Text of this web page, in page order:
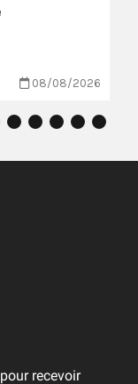
08/08/2026
recevoir